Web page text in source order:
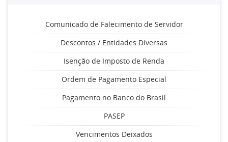
Comunicado de Falecimento de Servidor
Descontos / Entidades Diversas
Isenção de Imposto de Renda
Ordem de Pagamento Especial
Pagamento no Banco do Brasil
PASEP
Vencimentos Deixados